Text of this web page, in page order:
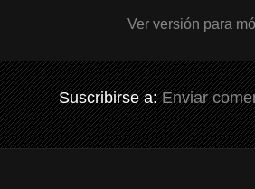
Ver versión para
Suscribirse a:Enviar